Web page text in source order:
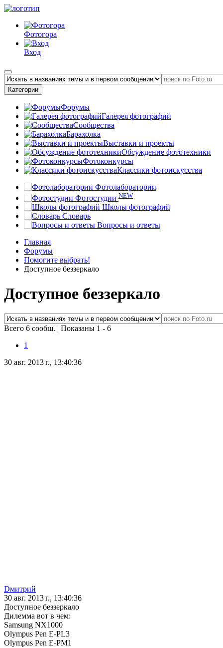
Фотогора
Вход
Категории
Форумы
Галерея фотографий
Сообщества
Барахолка
Выставки и проекты
Обсуждение фототехники
Фотоконкурсы
Классики фотоискусства
Фотолаборатории
Фотостудии NEW
Школы фотографий
Словарь
Вопросы и ответы
Главная
Форумы
Помогите выбрать!
Доступное беззеркало
Доступное беззеркало
Всего 6 сообщ. | Показаны 1 - 6
1
30 авг. 2013 г., 13:40:36
Dмитрий
30 авг. 2013 г., 13:40:36
Доступное беззеркало
Дилемма вот в чем:
Samsung NX1000
Olympus Pen E-PL3
Olympus Pen E-PM1